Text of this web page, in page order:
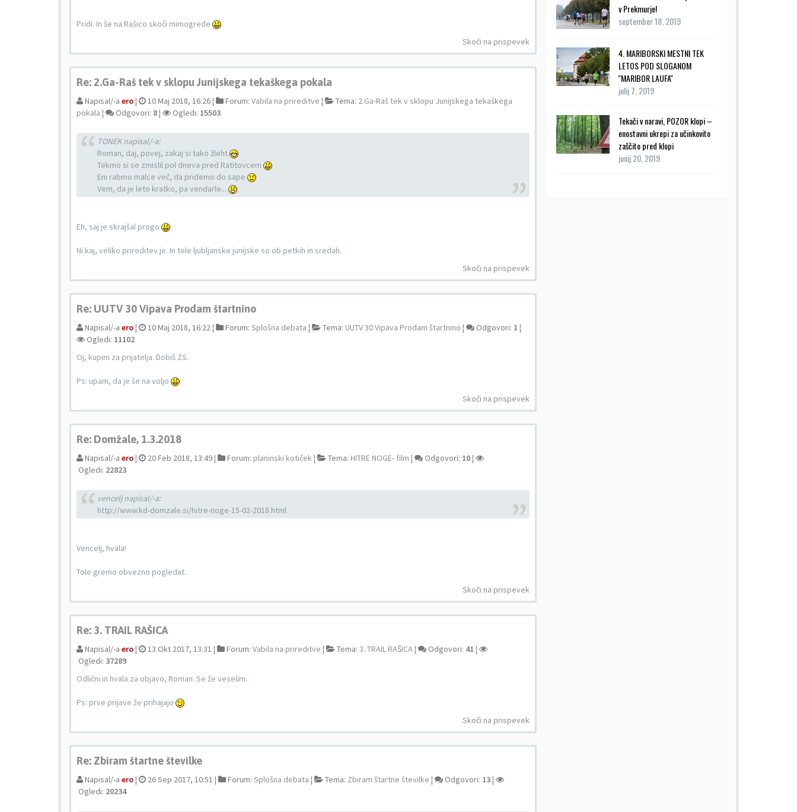
v Prekmurje!
september 18, 2019
4. MARIBORSKI MESTNI TEK
LETOS POD SLOGANOM
''MARIBOR LAUFA''
julij 7, 2019
Tekači v naravi, POZOR klopi –
enostavni ukrepi za učinkovito
zaščito pred klopi
junij 20, 2019
Pridi. In še na Rašico skoči mimogrede
Skoči na prispevek
Re: 2.Ga-Raš tek v sklopu Junijskega tekaškega pokala
Napisal/-a ero¦ 10 Maj 2018, 16:26 ¦ Forum: Vabila na prireditve ¦ Tema: 2.Ga-Raš tek v sklopu Junijskega tekaškega
pokala ¦ Odgovori: 8¦ Ogledi: 15503
TONEK napisal/-a:
Roman, daj, povej, zakaj si tako žleht
Tekmo si se zmislil pol dneva pred Ratitovcem
Eni rabmo malce več, da pridemo do sape
Vem, da je leto kratko, pa vendarle...
Eh, saj je skrajšal progo
Ni kaj, veliko prireditev je. In tele ljubljanske junijske so ob petkih in sredah.
Skoči na prispevek
Re: UUTV 30 Vipava Prodam štartnino
Napisal/-a ero¦ 10 Maj 2018, 16:22 ¦ Forum: Splošna debata ¦ Tema: UUTV 30 Vipava Prodam štartnino ¦ Odgovori: 1 ¦
Ogledi: 11102
Oj, kupim za prijatelja. Dobiš ZS.
Ps: upam, da je še na voljo
Skoči na prispevek
Re: Domžale, 1.3.2018
Napisal/-a ero¦ 20 Feb 2018, 13:49 ¦ Forum: planinski kotiček¦ Tema: HITRE NOGE- film ¦ Odgovori: 10¦
Ogledi: 22823
vencelj napisal/-a:
http://www.kd-domzale.si/hitre-noge-15-02-2018.html
Vencelj, hvala!
Tole gremo obvezno pogledat.
Skoči na prispevek
Re: 3. TRAIL RAŠICA
Napisal/-a ero¦ 13 Okt 2017, 13:31 ¦ Forum: Vabila na prireditve ¦ Tema: 3. TRAIL RAŠICA¦ Odgovori: 41 ¦
Ogledi: 37289
Odlični in hvala za objavo, Roman. Se že veselim.
Ps: prve prijave že prihajajo
Skoči na prispevek
Re: Zbiram štartne številke
Napisal/-a ero¦ 26 Sep 2017, 10:51 ¦ Forum: Splošna debata ¦ Tema: Zbiram štartne številke ¦ Odgovori: 13¦
Ogledi: 20234